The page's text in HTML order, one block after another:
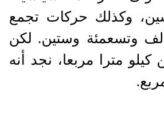
وكذلك حركات تجمع
وتسعمئة وستين. لكن
مترا مربعا، نجد أنه